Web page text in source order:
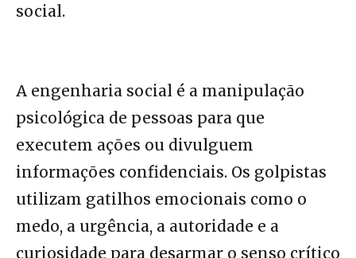
social.
A engenharia social é a manipulação
psicológica de pessoas para que
executem ações ou divulguem
informações confidenciais. Os golpistas
utilizam gatilhos emocionais como o
medo, a urgência, a autoridade e a
curiosidade para desarmar o senso crítico